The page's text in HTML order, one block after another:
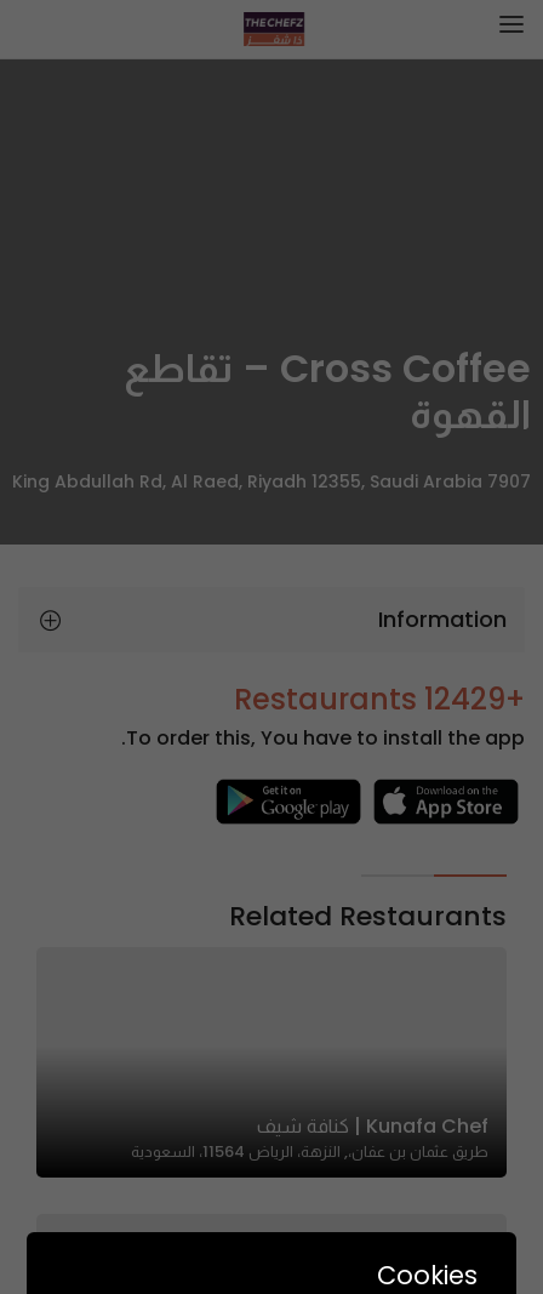
Cross Coffee – تقاطع
القهوة
7907 King Abdullah Rd, Al Raed, Riyadh 12355, Saudi Arabia
Information
+12429 Restaurants
To order this, You have to install the app.
Related Restaurants
Kunafa Chef | كنافة شيف
طريق عثمان بن عفان،, النزهة، الرياض 11564، السعودية
Cookies